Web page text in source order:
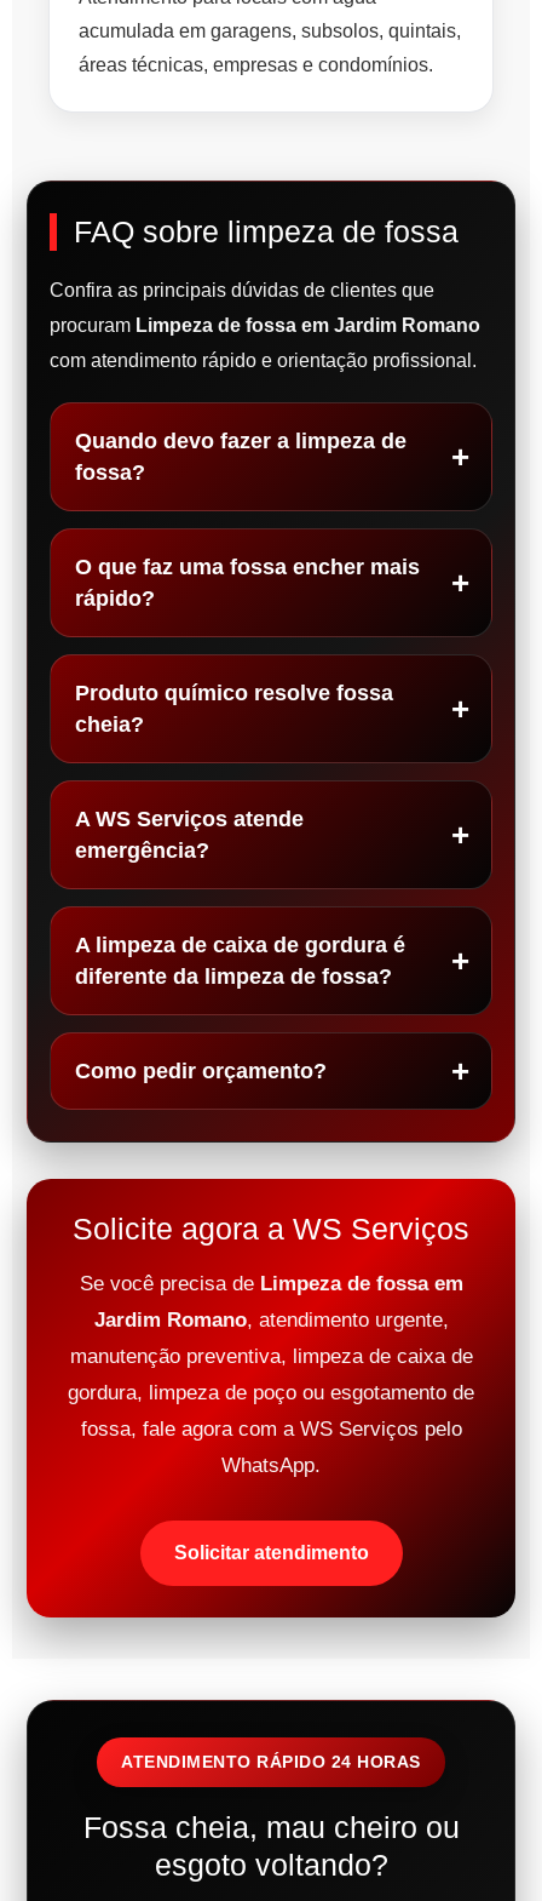
acumulada em garagens, subsolos, quintais,
áreas técnicas, empresas e condomínios.
FAQ sobre limpeza de fossa
Confira as principais dúvidas de clientes que
procuram Limpeza de fossa em Jardim Romano
com atendimento rápido e orientação profissional.
Quando devo fazer a limpeza de
fossa?
O que faz uma fossa encher mais
rápido?
Produto químico resolve fossa
cheia?
A WS Serviços atende
emergência?
A limpeza de caixa de gordura é
diferente da limpeza de fossa?
Como pedir orçamento?
Solicite agora a WS Serviços
Se você precisa de Limpeza de fossa em
Jardim Romano, atendimento urgente,
manutenção preventiva, limpeza de caixa de
gordura, limpeza de poço ou esgotamento de
fossa, fale agora com a WS Serviços pelo
WhatsApp.
Solicitar atendimento
ATENDIMENTO RÁPIDO 24 HORAS
Fossa cheia, mau cheiro ou
esgoto voltando?